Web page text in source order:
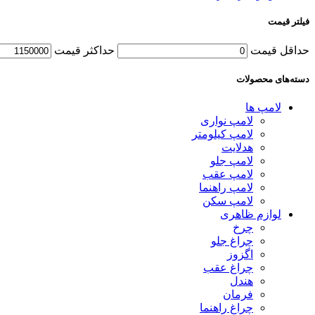
فیلتر قیمت
حداقل قیمت حداكثر قيمت
دسته‌های محصولات
لامپ ها
لامپ نواری
لامپ کیلومتر
هدلایت
لامپ جلو
لامپ عقب
لامپ راهنما
لامپ سکن
لوازم ظاهری
چرخ
چراغ جلو
اگزوز
چراغ عقب
هندل
فرمان
چراغ راهنما